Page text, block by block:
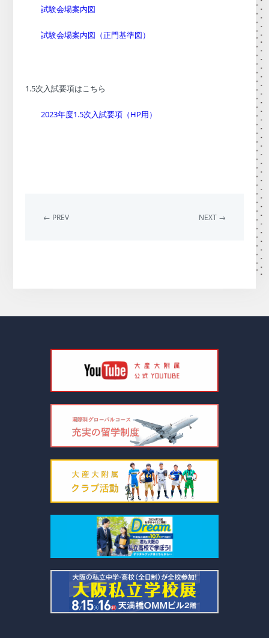
試験会場案内図
試験会場案内図（正門基準図）
1.5次入試要項はこちら
2023年度1.5次入試要項（HP用）
← PREV NEXT →